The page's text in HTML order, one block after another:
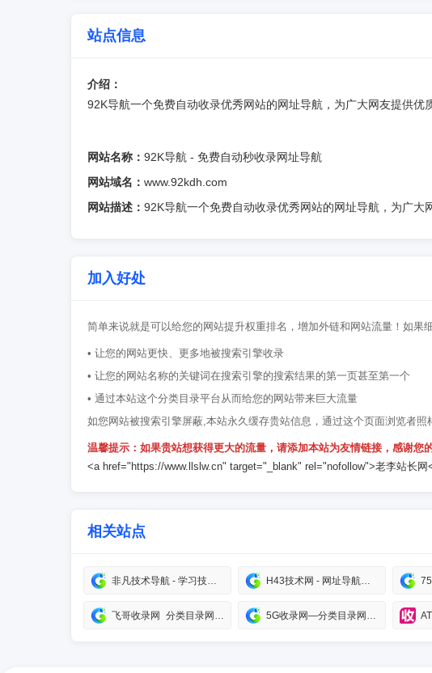
站点信息
介绍：
92K导航一个免费自动收录优秀网站的网址导航，为广大网友提供
网站名称： 92K导航 - 免费自动秒收录网址导航
网站域名： www.92kdh.com
网站描述： 92K导航一个免费自动收录优秀网站的网址导航，为广大
加入好处
简单来说就是可以给您的网站提升权重排名，增加外链和网站流量！如果
• 让您的网站更快、更多地被搜索引擎收录
• 让您的网站名称的关键词在搜索引擎的搜索结果的第一页甚至第一个
• 通过本站这个分类目录平台从而给您的网站带来巨大流量
如您网站被搜索引擎屏蔽,本站永久缓存贵站信息，通过这个页面浏览者照
温馨提示：如果贵站想获得更大的流量，请添加本站为友情链接，感谢您
<a href="https://www.llslw.cn" target="_blank" rel="nofollow">老李站长网
相关站点